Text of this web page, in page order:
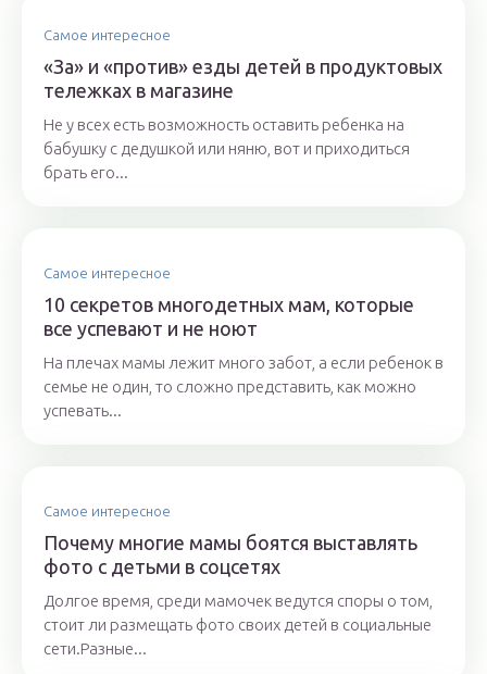
Самое интересное
«За» и «против» езды детей в продуктовых
тележках в магазине
Не у всех есть возможность оставить ребенка на
бабушку с дедушкой или няню, вот и приходиться
брать его...
Самое интересное
10 секретов многодетных мам, которые
все успевают и не ноют
На плечах мамы лежит много забот, а если ребенок в
семье не один, то сложно представить, как можно
успевать...
Самое интересное
Почему многие мамы боятся выставлять
фото с детьми в соцсетях
Долгое время, среди мамочек ведутся споры о том,
стоит ли размещать фото своих детей в социальные
сети.Разные...